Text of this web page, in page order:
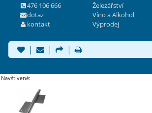
476 106 666
dotaz
kontakt
Železářství
Víno a Alkohol
Výprodej
| | |
Navštívené: